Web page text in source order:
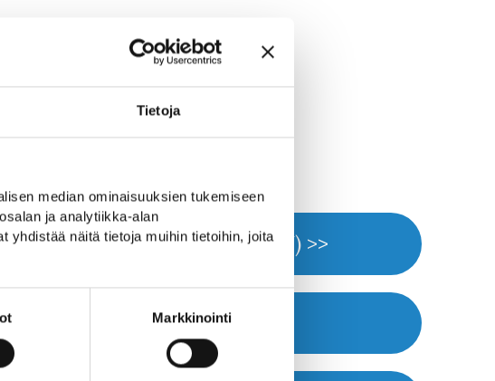
Tietoja
median ominaisuuksien tukemiseen
ja analytiikka-alan
yhdistää näitä tietoja muihin tietoihin, joita
Markkinointi
Website (FIN) >>
Call >>